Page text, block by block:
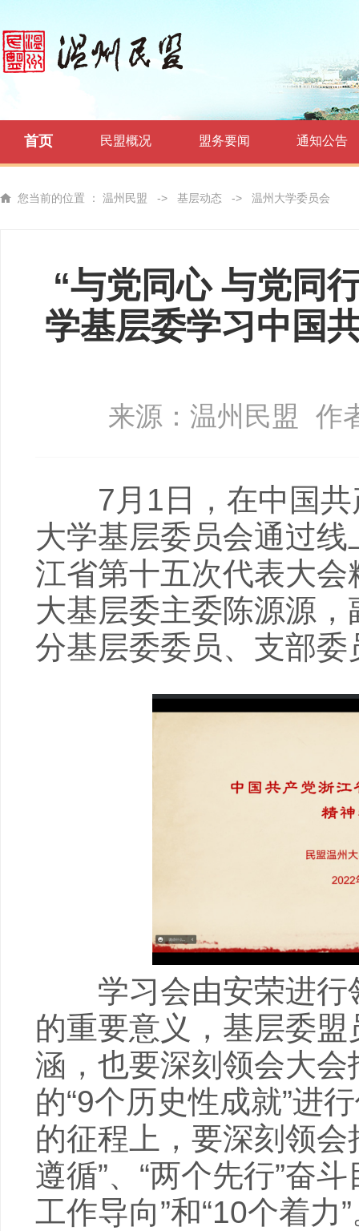
首页 民盟概况 盟务要闻 通知公告
您当前的位置 ： 温州民盟 -> 基层动态 -> 温州大学委员会
“与党同心 与党同
学基层委学习中国
来源：温州民盟 作
7月1日，在中国共
大学基层委员会通过
江省第十五次代表大
大基层委主委陈源源
分基层委委员、支部
学习会由安荣进行
的重要意义，基层委
涵，也要深刻领会大
的“9个历史性成就”进
的征程上，要深刻领会
遵循”、“两个先行”奋
工作导向”和“10个着